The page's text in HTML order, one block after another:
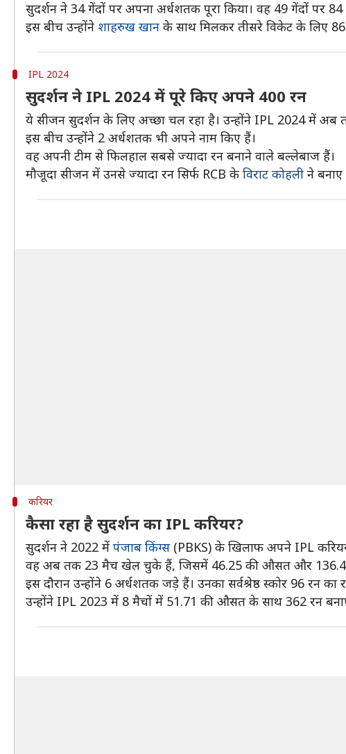
सुदर्शन ने 34 गेंदों पर अपना अर्धशतक पूरा किया। वह 49 गेंदों पर
इस बीच उन्होंने शाहरुख खान के साथ मिलकर तीसरे विकेट के लिए 86
IPL 2024
सुदर्शन ने IPL 2024 में पूरे किए अपने 400 रन
ये सीजन सुदर्शन के लिए अच्छा चल रहा है। उन्होंने IPL 2024 में अब
इस बीच उन्होंने 2 अर्धशतक भी अपने नाम किए हैं।
वह अपनी टीम से फिलहाल सबसे ज्यादा रन बनाने वाले बल्लेबाज हैं।
मौजूदा सीजन में उनसे ज्यादा रन सिर्फ RCB के विराट कोहली ने बनाए
करियर
कैसा रहा है सुदर्शन का IPL करियर?
सुदर्शन ने 2022 में पंजाब किंग्स(PBKS) के खिलाफ अपने IPL
वह अब तक 23 मैच खेल चुके हैं, जिसमें 46.25 की औसत और 136.43
इस दौरान उन्होंने 6 अर्धशतक जड़े हैं। उनका सर्वश्रेष्ठ स्कोर 96 रन का
उन्होंने IPL 2023 में 8 मैचों में 51.71 की औसत के साथ 362 रन